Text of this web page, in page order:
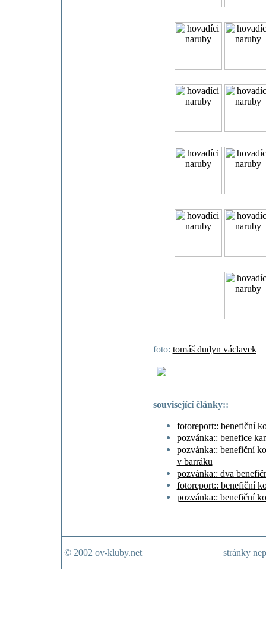
foto: tomáš dudyn václavek
související články::
fotoreport:: benefiční
pozvánka:: benefice
pozvánka:: benefiční
v barráku
pozvánka:: dva
fotoreport:: benefiční
pozvánka:: benefiční
© 2002 ov-kluby.net stránky